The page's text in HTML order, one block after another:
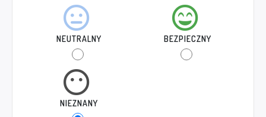
NEUTRALNY BEZPIECZNY
NIEZNANY